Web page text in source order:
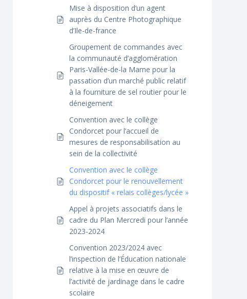
Mise à disposition d’un agent
auprès du Centre Photographique
d’Ile-de-france
Groupement de commandes avec
la communauté d’agglomération
Paris-Vallée-de-la Marne pour la
passation d’un marché public relatif
à la fourniture de sel routier pour le
déneigement
Convention avec le collège
Condorcet pour l’accueil de
mesures de responsabilisation au
sein de la collectivité
Convention avec le collège
Condorcet pour le renouvellement
du dispositif « relais collèges/lycée »
Appel à projets associatifs dans le
cadre du Plan Mercredi pour l’année
2023-2024
Convention 2023/2024 avec
l’inspection de l’Éducation nationale
relative à la mise en œuvre de
l’activité de jardinage dans le cadre
scolaire